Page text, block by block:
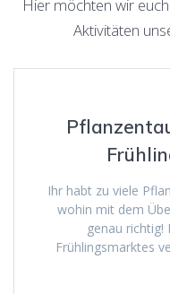
Hier möchten wir
Aktivitäten
Ihr habt zu viele
wohin mit dem
genau richtig!
Frühlingsmarktes